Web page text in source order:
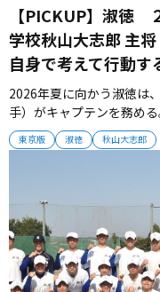
東京版 淑徳 秋山大志郎
【PICKUP】淑徳
学校秋山大志郎 主
自身で考えて行動
2026年夏に向かう淑徳は
手）がキャプテンを務め
残っているが、新チーム
ランスを考慮して下級生